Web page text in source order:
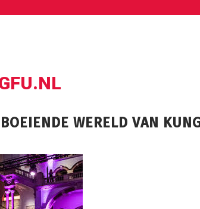
WERELD VAN